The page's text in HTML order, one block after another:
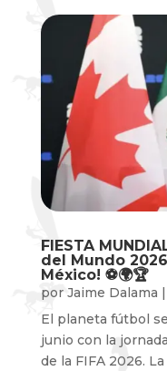
FIESTA
del Mundo
México! ⚽️🌍🏆
por Jaime Dalama |
El planeta fútbol
junio con la
de la FIFA 2026.